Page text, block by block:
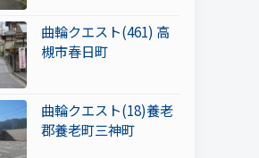
曲輪クエスト(461) 高
槻市春日町
曲輪クエスト(18)養老
郡養老町三神町